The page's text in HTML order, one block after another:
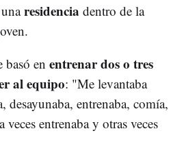
residencia dentro de la
basó en entrenar dos o tres
al equipo: "Me levantaba
desayunaba, entrenaba, comía,
veces entrenaba y otras veces